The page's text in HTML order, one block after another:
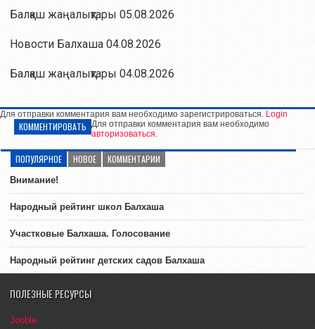
Балқаш жаңалықтары 05.08.2026
Новости Балхаша 04.08.2026
Балқаш жаңалықтары 04.08.2026
Для отправки комментария вам необходимо зарегистрироваться. Login
КОММЕНТИРОВАТЬ Для отправки комментария вам необходимо
авторизоваться.
ПОПУЛЯРНОЕ НОВОЕ КОММЕНТАРИИ
Внимание!
Народный рейтинг школ Балхаша
Участковые Балхаша. Голосование
Народный рейтинг детских садов Балхаша
ПОЛЕЗНЫЕ РЕСУРСЫ
Jooble